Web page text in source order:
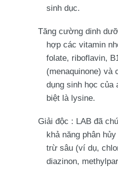
sinh dục.
Tăng cường dinh
hợp các vitamin
folate, riboflavin,
(menaquinone) và
dụng sinh học của
biệt là lysine.
Giải độc : LAB đã
khả năng phân
trừ sâu (ví dụ,
diazinon,